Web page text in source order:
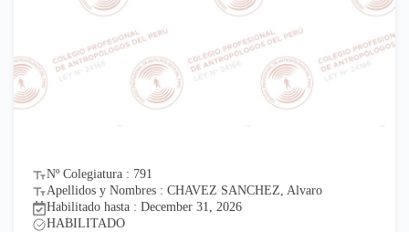
Nº Colegiatura : 791
Apellidos y Nombres : CHAVEZ SANCHEZ, Alvaro
Habilitado hasta : December 31, 2026
HABILITADO